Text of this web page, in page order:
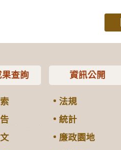
查詢 資訊公開
法規
統計
廉政園地